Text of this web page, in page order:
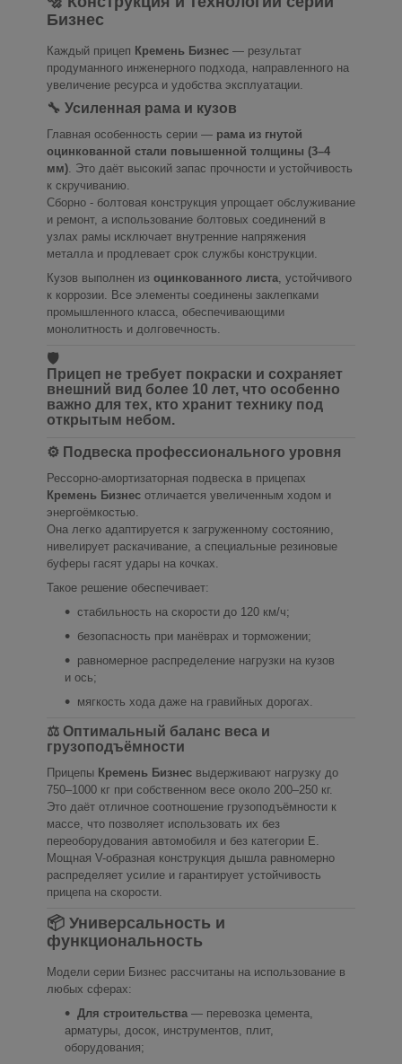
Бизнес
Каждый прицеп Кремень Бизнес — результат
продуманного инженерного подхода, направленного на
увеличение ресурса и удобства эксплуатации.
🔧 Усиленная рама и кузов
Главная особенность серии — рама из гнутой
оцинкованной стали повышенной толщины (3–4
мм) . Это даёт высокий запас прочности и устойчивость
к скручиванию.
Сборно - болтовая конструкция упрощает обслуживание
и ремонт, а использование болтовых соединений в
узлах рамы исключает внутренние напряжения
металла и продлевает срок службы конструкции.
Кузов выполнен из оцинкованного листа , устойчивого
к коррозии. Все элементы соединены заклепками
промышленного класса, обеспечивающими
монолитность и долговечность.
🛡
Прицеп не требует покраски и сохраняет
внешний вид более 10 лет, что особенно
важно для тех, кто хранит технику под
открытым небом.
⚙ Подвеска профессионального уровня
Рессорно-амортизаторная подвеска в прицепах
Кремень Бизнес отличается увеличенным ходом и
энергоёмкостью.
Она легко адаптируется к загруженному состоянию,
нивелирует раскачивание, а специальные резиновые
буферы гасят удары на кочках.
Такое решение обеспечивает:
стабильность на скорости до 120 км/ч;
безопасность при манёврах и торможении;
равномерное распределение нагрузки на кузов
и ось;
мягкость хода даже на гравийных дорогах.
⚖ Оптимальный баланс веса и
грузоподъёмности
Прицепы Кремень Бизнес выдерживают нагрузку до
750–1000 кг при собственном весе около 200–250 кг.
Это даёт отличное соотношение грузоподъёмности к
массе, что позволяет использовать их без
переоборудования автомобиля и без категории E.
Мощная V-образная конструкция дышла равномерно
распределяет усилие и гарантирует устойчивость
прицепа на скорости.
📦 Универсальность и
функциональность
Модели серии Бизнес рассчитаны на использование в
любых сферах:
Для строительства — перевозка цемента,
арматуры, досок, инструментов, плит,
оборудования;